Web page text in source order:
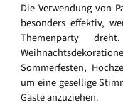
Die Verwendung von
besonders effektiv,
Themenparty
Sommerfesten,
um eine gesellige
Gäste anzuziehen.